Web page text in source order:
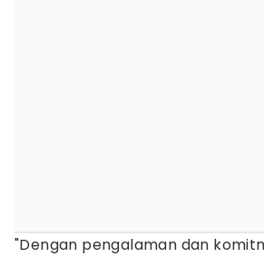
"Dengan pengalaman dan